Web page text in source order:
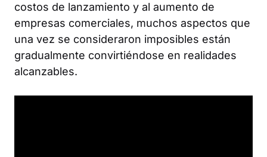
costos de lanzamiento y al aumento de
empresas comerciales, muchos aspectos que
una vez se consideraron imposibles están
gradualmente convirtiéndose en realidades
alcanzables.